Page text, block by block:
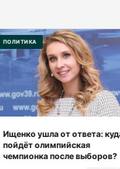
ПОЛИТИКА
Ищенко ушла от ответа: куда
пойдёт олимпийская
чемпионка после выборов?